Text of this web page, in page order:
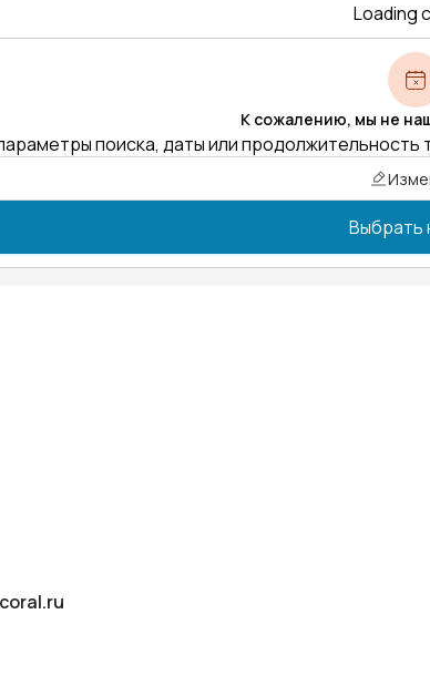
Loading
К сожалению, мы не
поиска, даты или
Выбрать